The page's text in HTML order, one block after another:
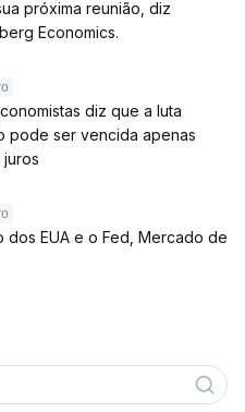
próxima reunião, diz
Economics.
diz que a luta
pode ser vencida apenas
dos EUA e o Fed, Mercado de